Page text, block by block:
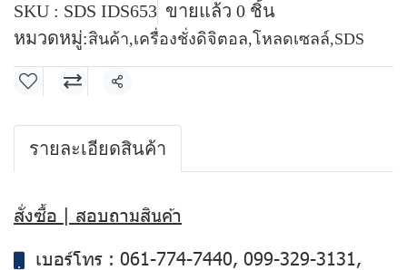
SKU : SDS IDS653 ขายแล้ว 0 ชิ้น
หมวดหมู่:สินค้า,เครื่องชั่งดิจิตอล,โหลดเซลล์,SDS
แชร์
รายละเอียดสินค้า
สั่งซื้อ | สอบถามสินค้า
เบอร์โทร : 061-774-7440, 099-329-3131 ,